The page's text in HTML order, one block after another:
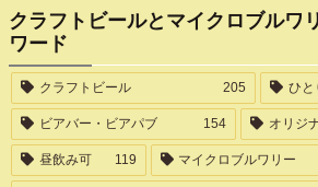
クラフトビールとマイクロブルワ
ワード
クラフトビール 205 ひと
ビアバー・ビアパブ 154 オリジ
昼飲み可 119 マイクロブルワリー